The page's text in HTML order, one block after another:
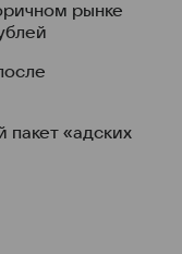
рынке
пакет «адских